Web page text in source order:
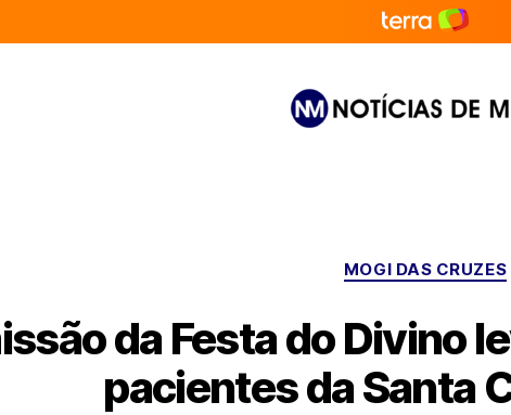
Categorias
MOGI DAS CRUZES
da Festa do Divino
pacientes da Santa